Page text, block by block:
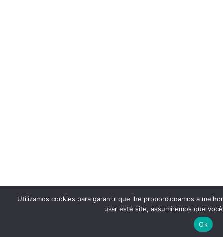
Utilizamos cookies para garantir que lhe proporcionamos a
usar este site, assumiremos que
Ok